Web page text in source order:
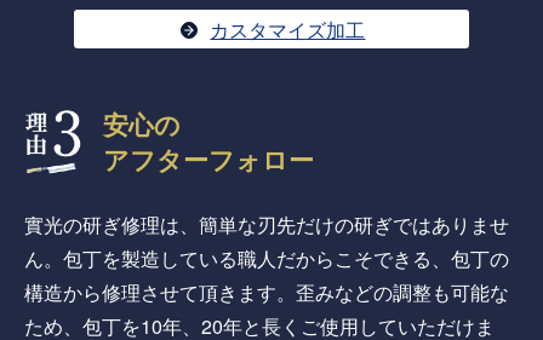
カスタマイズ加工
安心の
アフターフォロー
實光の研ぎ修理は、簡単な刃先だけの研ぎではありませ
ん。包丁を製造している職人だからこそできる、包丁の
構造から修理させて頂きます。歪みなどの調整も可能な
ため、包丁を10年、20年と長くご使用していただけま